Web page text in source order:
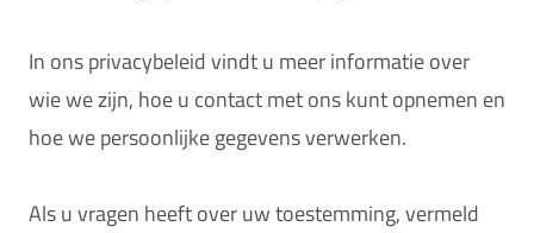
In ons privacybeleid vindt u meer informatie over
wie we zijn, hoe u contact met ons kunt opnemen en
hoe we persoonlijke gegevens verwerken.
Als u vragen heeft over uw toestemming, vermeld